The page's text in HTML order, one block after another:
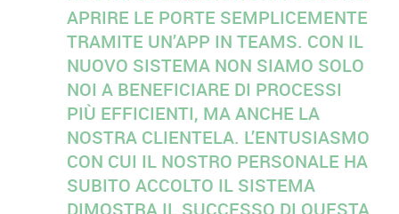
APRIRE LE PORTE SEMPLICEMENTE
TRAMITE UN’APP IN TEAMS. CON IL
NUOVO SISTEMA NON SIAMO SOLO
NOI A BENEFICIARE DI PROCESSI
PIÙ EFFICIENTI, MA ANCHE LA
NOSTRA CLIENTELA. L’ENTUSIASMO
CON CUI IL NOSTRO PERSONALE HA
SUBITO ACCOLTO IL SISTEMA